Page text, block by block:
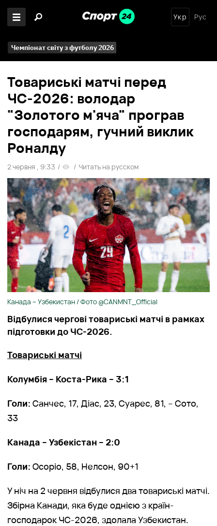
Укр Рус
Чемпіонат світу з футболу 2026
Товариські матчі перед
ЧС-2026: володар
"Золотого м'яча" програв
господарям, гучний виклик
Роналду
2 червня , 9:33 / / Читать на русском
Канада – Узбекистан / Фото @CANMNT_Official
Відбулися чергові товариські матчі в рамках
підготовки до ЧС-2026.
Товариські матчі
Колумбія – Коста-Рика – 3:1
Голи: Санчес, 17, Діас, 23, Суарес, 81, – Сото,
33
Канада – Узбекістан – 2:0
Голи: Осоріо, 58, Нелсон, 90+1
У ніч на 2 червня відбулися два товариські матчі.
Збірна Канади, яка буде однією з країн-
господарок ЧС-2026, здолала Узбекистан.